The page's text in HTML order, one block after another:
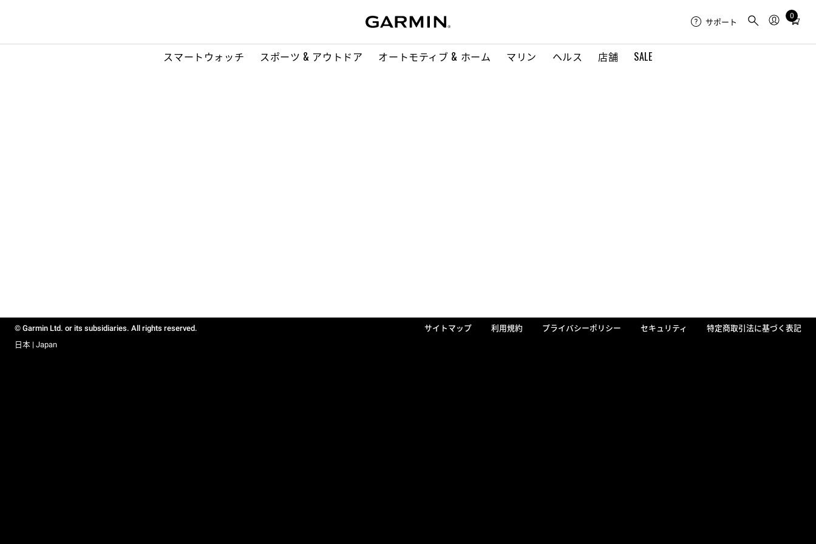
スマートウォッチ スポーツ & アウトドア オートモティブ & ホーム マリン ヘルス 店舗 SALE
サポート
0
Total
in
© Garmin Ltd. or its subsidiaries. All rights reserved. サイトマップ 利用規約 プライバシーポリシー セキュリティ
特定商取引法に基づく表記
日本 | Japan